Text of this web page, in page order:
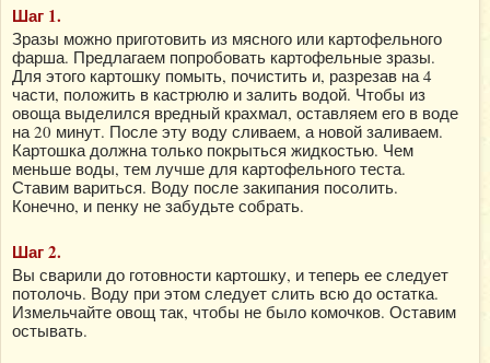
Шаг 1.
Зразы можно приготовить из мясного или картофельного
фарша. Предлагаем попробовать картофельные зразы.
Для этого картошку помыть, почистить и, разрезав на 4
части, положить в кастрюлю и залить водой. Чтобы из
овоща выделился вредный крахмал, оставляем его в воде
на 20 минут. После эту воду сливаем, а новой заливаем.
Картошка должна только покрыться жидкостью. Чем
меньше воды, тем лучше для картофельного теста.
Ставим вариться. Воду после закипания посолить.
Конечно, и пенку не забудьте собрать.
Шаг 2.
Вы сварили до готовности картошку, и теперь ее следует
потолочь. Воду при этом следует слить всю до остатка.
Измельчайте овощ так, чтобы не было комочков. Оставим
остывать.